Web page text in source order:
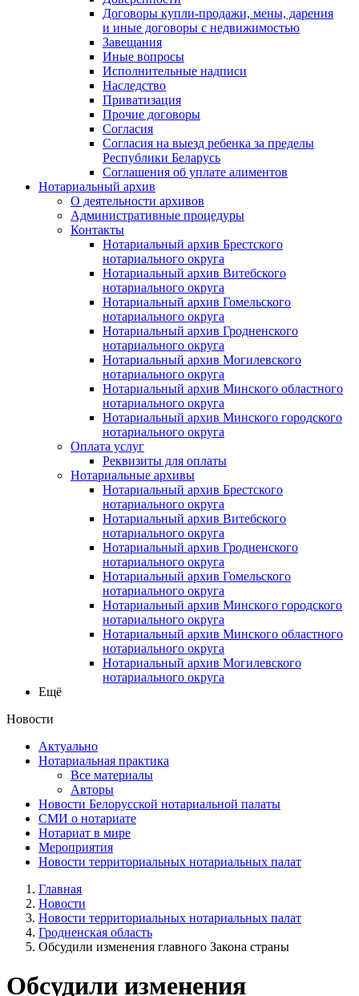
Договоры купли-продажи, мены, дарения
и иные договоры с недвижимостью
Завещания
Иные вопросы
Исполнительные надписи
Наследство
Приватизация
Прочие договоры
Согласия
Согласия на выезд ребенка за пределы
Республики Беларусь
Соглашения об уплате алиментов
Нотариальный архив
О деятельности архивов
Административные процедуры
Контакты
Нотариальный архив Брестского
нотариального округа
Нотариальный архив Витебского
нотариального округа
Нотариальный архив Гомельского
нотариального округа
Нотариальный архив Гродненского
нотариального округа
Нотариальный архив Могилевского
нотариального округа
Нотариальный архив Минского областного
нотариального округа
Нотариальный архив Минского городского
нотариального округа
Оплата услуг
Реквизиты для оплаты
Нотариальные архивы
Нотариальный архив Брестского
нотариального округа
Нотариальный архив Витебского
нотариального округа
Нотариальный архив Гродненского
нотариального округа
Нотариальный архив Гомельского
нотариального округа
Нотариальный архив Минского городского
нотариального округа
Нотариальный архив Минского областного
нотариального округа
Нотариальный архив Могилевского
нотариального округа
Ещё
Новости
Актуально
Нотариальная практика
Все материалы
Авторы
Новости Белорусской нотариальной палаты
СМИ о нотариате
Нотариат в мире
Мероприятия
Новости территориальных нотариальных палат
Главная
Новости
Новости территориальных нотариальных палат
Гродненская область
Обсудили изменения главного Закона страны
Обсудили изменения